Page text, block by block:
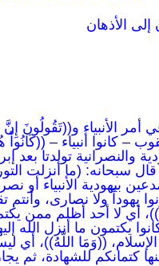
الأذهان
أمر الأنبياء
– كانوا أنبياء –
والنصرانية تولدتا
قال سبحانه: (ما أنزلت
بيهودية الأنبياء أو
يهوداً ولا نصارى،
أي لا أحد أظلم ممن
يكتمون ما أنزل الله
((وَمَا اللّهُ))، أي
كتمانكم للشهادة، ثم